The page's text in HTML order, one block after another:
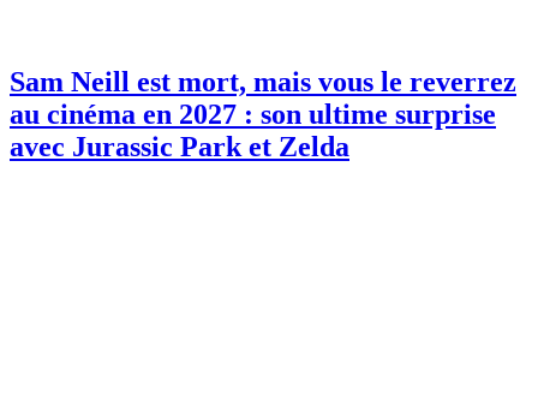
Sam Neill est mort, mais vous le reverrez
au cinéma en 2027 : son ultime surprise
avec Jurassic Park et Zelda